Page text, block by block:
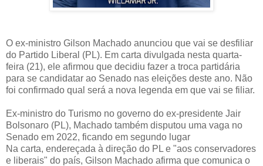
O ex-ministro Gilson Machado anunciou que vai se desfiliar
do Partido Liberal (PL). Em carta divulgada nesta quarta-
feira (21), ele afirmou que decidiu fazer a troca partidária
para se candidatar ao Senado nas eleições deste ano. Não
foi confirmado qual será a nova legenda em que vai se filiar.
Ex-ministro do Turismo no governo do ex-presidente Jair
Bolsonaro (PL), Machado também disputou uma vaga no
Senado em 2022, ficando em segundo lugar
Na carta, endereçada à direção do PL e "aos conservadores
e liberais" do país, Gilson Machado afirma que comunica o